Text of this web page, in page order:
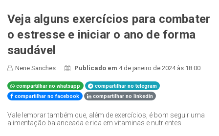
Veja alguns exercícios para combater
o estresse e iniciar o ano de forma
saudável
Nene Sanches Publicado em 4 de janeiro de 2024 às 18:00
compartilhar no whatsapp
compartilhar no telegram
compartilhar no facebook
compartilhar no linkedin
Vale lembrar também que, além de exercícios, é bom seguir uma
alimentação balanceada e rica em vitaminas e nutrientes